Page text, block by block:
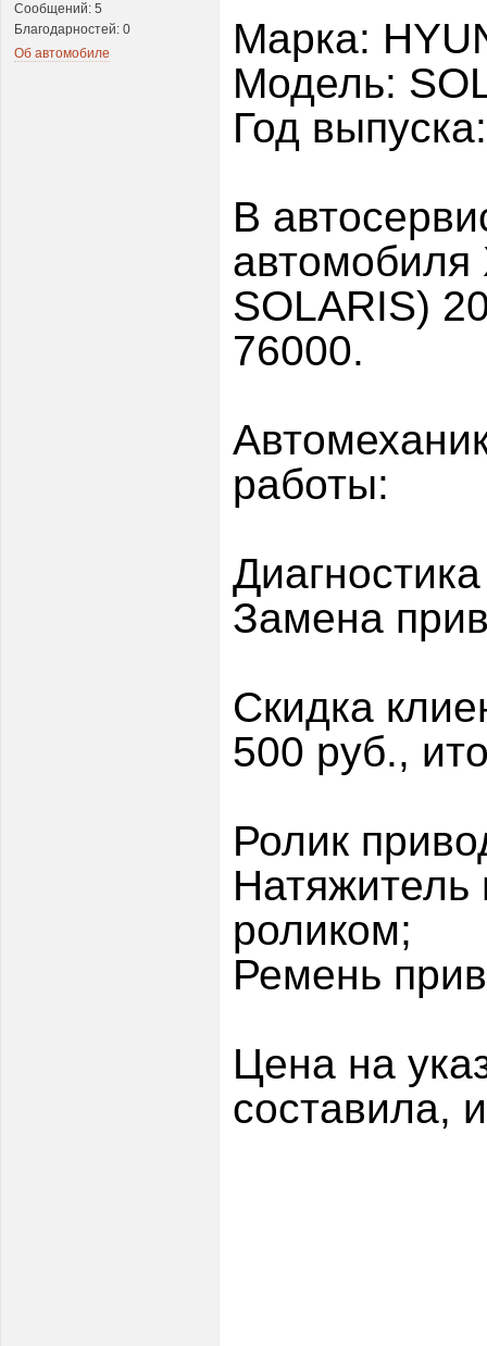
Сообщений: 5
Благодарностей: 0
Об автомобиле
Марка:
Модель:
Год
В
SOLARIS)
76000.
работы:
Замена
Скидка
500 руб.,
Ролик
Натяжитель
роликом;
Ремень
Цена на
составила,